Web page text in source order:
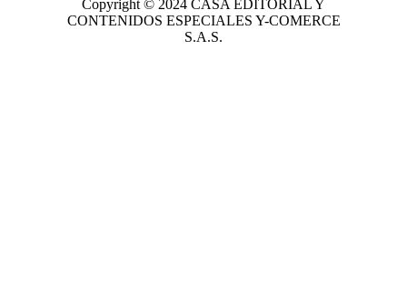
Copyright © 2024 CASA EDITORIAL Y
CONTENIDOS ESPECIALES Y-COMERCE
S.A.S.